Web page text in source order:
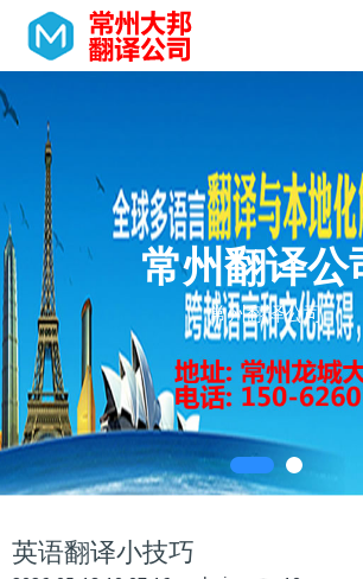
常州翻译公
常州翻译公司
英语翻译小技巧